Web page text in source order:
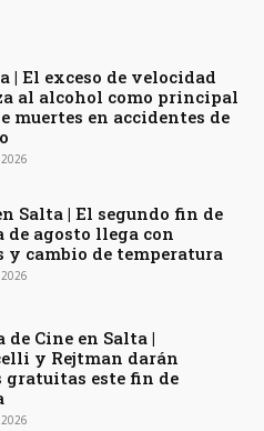
| El exceso de velocidad
al alcohol como principal
muertes en accidentes de
Salta | El segundo fin de
de agosto llega con
y cambio de temperatura
de Cine en Salta |
y Rejtman darán
gratuitas este fin de